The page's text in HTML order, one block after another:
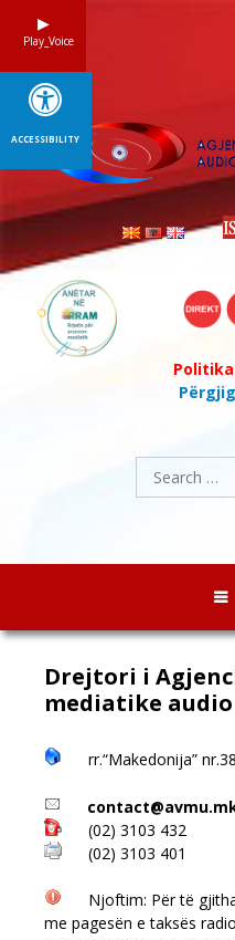
Search
for:
Drejtori i
mediatike
rr.“Makedonija”
(02) 3103 432
(02) 3103 401
Njoftim: Për të gjitha
me pagesën e taksës
Play_Voice
ACCESSIBILITY